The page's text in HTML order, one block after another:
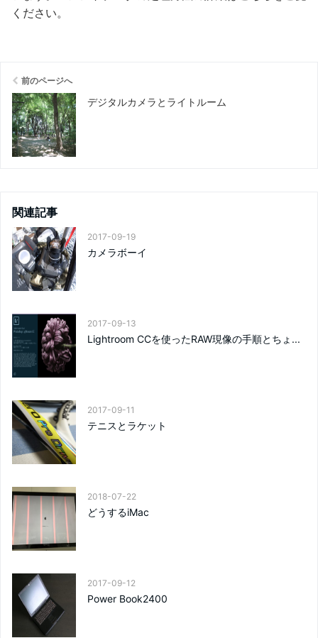
ください。
前のページへ
デジタルカメラとライトルーム
関連記事
2017-09-19
カメラボーイ
2017-09-13
Lightroom CCを使ったRAW現像の手順とちょ...
2017-09-11
テニスとラケット
2018-07-22
どうするiMac
2017-09-12
Power Book2400